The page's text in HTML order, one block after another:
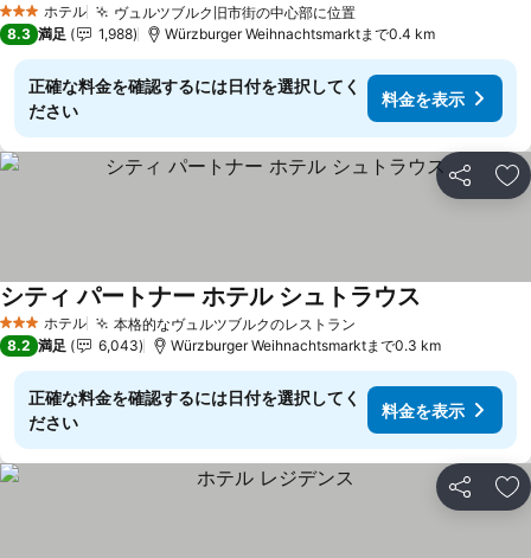
3 ホテルのランク
ホテル ヴュルツブルク旧市街の中心部に位置
8.3 満足 1,988 Würzburger Weihnachtsmarktまで0.4 km
正確な料金を確認するには日付を選択してく
ださい
料金を表示
シェア お
3 ホテルのランク
ホテル 本格的なヴュルツブルクのレストラン
シティ パートナー ホテル シュトラウス
8.2 満足 6,043 Würzburger Weihnachtsmarktまで0.3 km
正確な料金を確認するには日付を選択してく
ださい
料金を表示
シェア お